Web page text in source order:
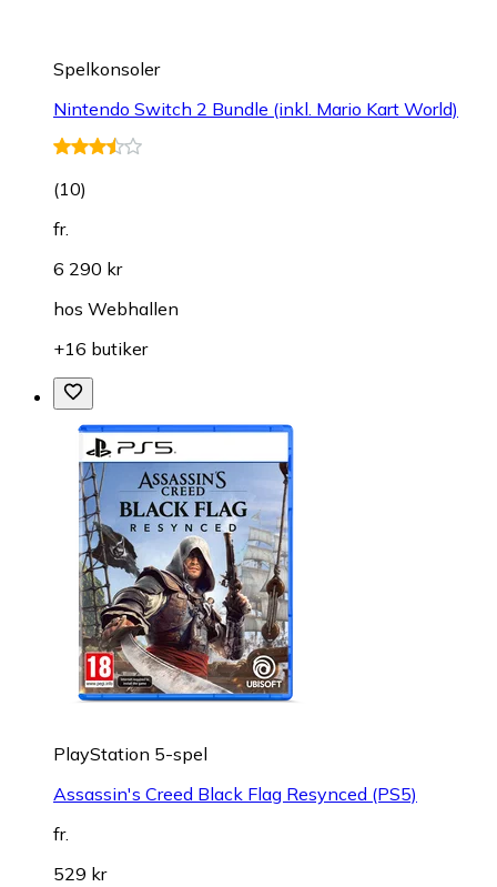
Spelkonsoler
Nintendo Switch 2 Bundle (inkl. Mario Kart World)
(10)
fr.
6 290 kr
hos Webhallen
+16 butiker
PlayStation 5-spel
Assassin's Creed Black Flag Resynced (PS5)
fr.
529 kr